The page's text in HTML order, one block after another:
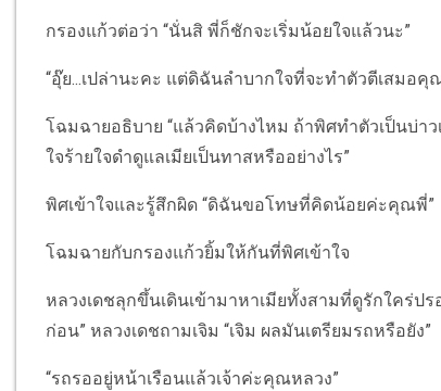
กรองแก้วต่อว่า “นั่นสิ พี่ก็ชักจะเริ่มน้อยใจแล้วนะ”
“อุ๊ย...เปล่านะคะ แต่ดิฉันลำบากใจที่จะทำตัวตีเสมอคุ
โฉมฉายอธิบาย “แล้วคิดบ้างไหม ถ้าพิศทำตัวเป็นบ่
ใจร้ายใจดำดูแลเมียเป็นทาสหรืออย่างไร”
พิศเข้าใจและรู้สึกผิด “ดิฉันขอโทษที่คิดน้อยค่ะคุณพี่”
โฉมฉายกับกรองแก้วยิ้มให้กันที่พิศเข้าใจ
หลวงเดชลุกขึ้นเดินเข้ามาหาเมียทั้งสามที่ดูรักใคร่ป
ก่อน” หลวงเดชถามเจิม “เจิม ผลมันเตรียมรถหรือยัง”
“รถรออยู่หน้าเรือนแล้วเจ้าค่ะคุณหลวง”